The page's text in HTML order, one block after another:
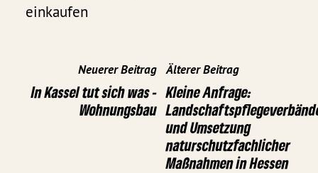
einkaufen
Neuerer Beitrag
In Kassel tut sich was -
Wohnungsbau
Älterer Beitrag
Kleine Anfrage:
und Umsetzung
naturschutzfachlicher
Maßnahmen in Hessen